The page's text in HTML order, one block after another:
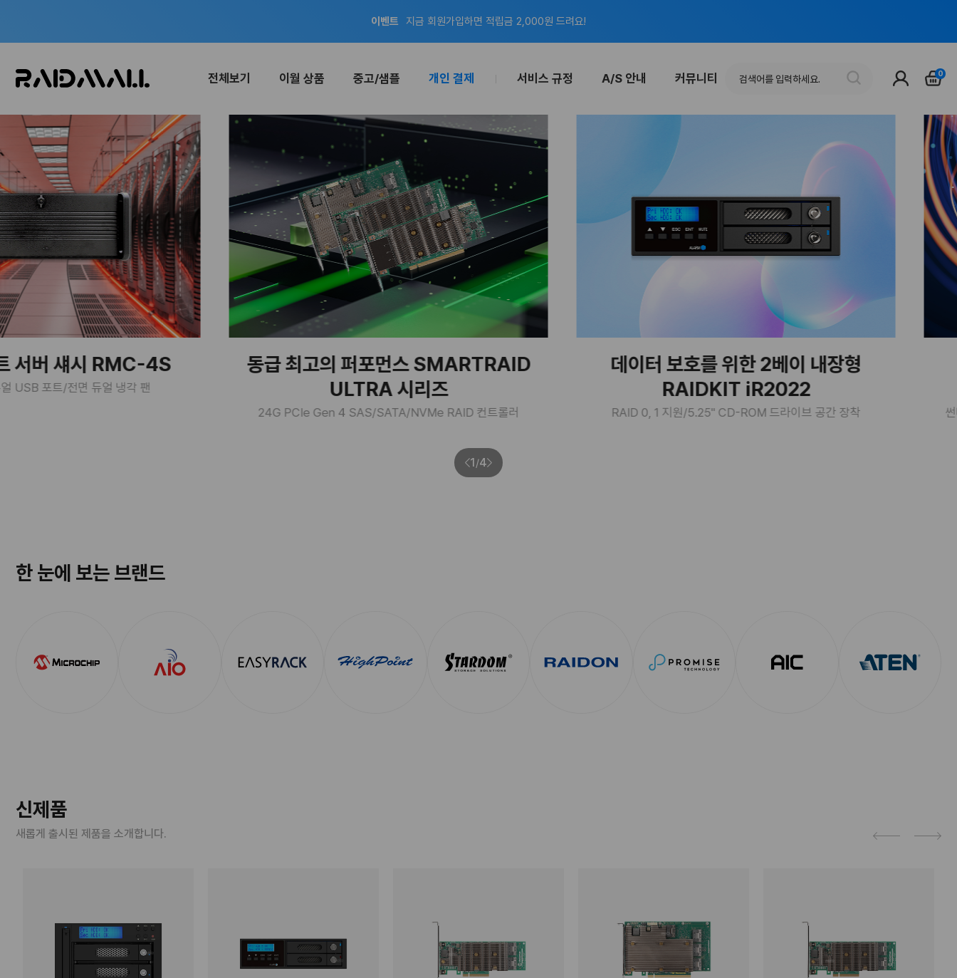
전체보기 이월 상품 중고/샘플 개인 결제 서비스 규정 A/S 안내 커뮤니티 0
RMC-4S
듀얼 냉각 팬
동급 최고의 퍼포먼스 SMARTRAID
ULTRA 시리즈
24G PCIe Gen 4 SAS/SATA/NVMe RAID 컨트롤러
데이터 보호를 위한 2베이 내장형
RAIDKIT iR2022
RAID 0, 1 지원/5.25" CD-ROM 드라이브 공간 장착 썬더볼트
1/4
한 눈에 보는 브랜드
신제품
새롭게 출시된 제품을 소개합니다.